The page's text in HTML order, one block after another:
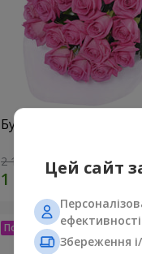
Букет з троянд "Бути
2 199 грнЦей сайт
ефективності
Збереження